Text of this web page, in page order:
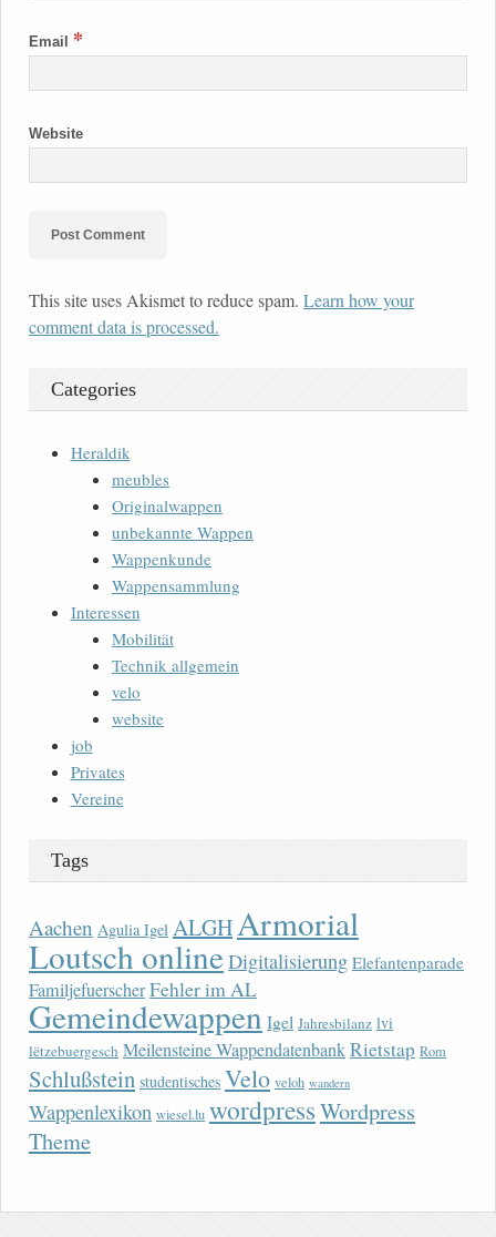
Email *
Website
This site uses Akismet to reduce spam. Learn how your
comment data is processed.
Categories
Heraldik
meubles
Originalwappen
unbekannte Wappen
Wappenkunde
Wappensammlung
Interessen
Mobilität
Technik allgemein
velo
website
job
Privates
Vereine
Tags
Aachen Agulia Igel ALGH Armorial
Loutsch onlineDigitalisierung Elefantenparade
FamiljefuerscherFehler im AL
Gemeindewappen Igel Jahresbilanz lvi
lëtzebuergesch Meilensteine WappendatenbankRietstap Rom
Schlußstein studentisches Velo veloh wandern
Wappenlexikon wiesel.lu wordpressWordpress
Theme